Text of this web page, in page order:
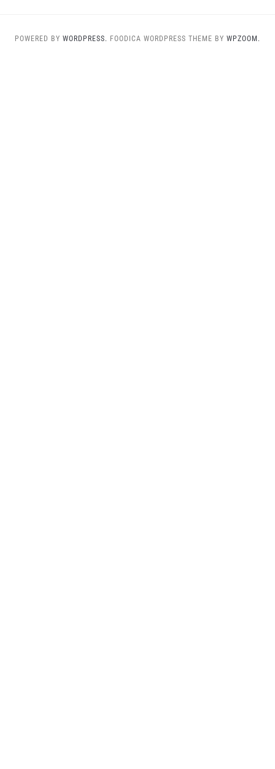
POWERED BY WORDPRESS. FOODICA WORDPRESS THEME BY WPZOOM.